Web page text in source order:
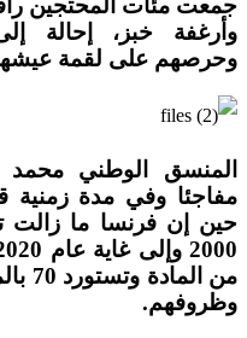
جمعت مئات المحتجين
وأرغفة خبز، إحالة
وحرصهم على لقمة
المنسق الوطني محمد
حين إن فرنسا ما زالت
من
وظروفهم.